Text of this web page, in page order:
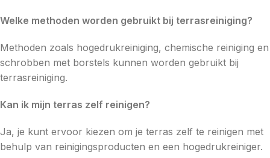
Welke methoden worden gebruikt bij terrasreiniging?
Methoden zoals hogedrukreiniging, chemische reiniging en
schrobben met borstels kunnen worden gebruikt bij
terrasreiniging.
Kan ik mijn terras zelf reinigen?
Ja, je kunt ervoor kiezen om je terras zelf te reinigen met
behulp van reinigingsproducten en een hogedrukreiniger.